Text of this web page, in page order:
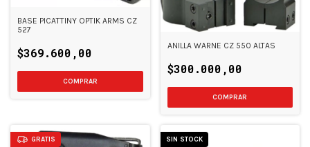
BASE PICATTINY OPTIK ARMS CZ
527
$369.600,00 ANILLA WARNE CZ 550 ALTAS
$300.000,00
COMPRAR
GRATIS
SIN STOCK